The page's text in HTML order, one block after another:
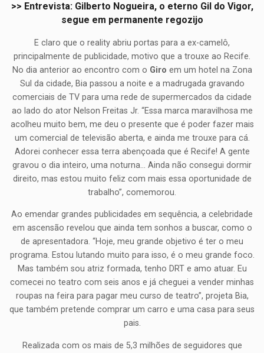
>> Entrevista: Gilberto Nogueira, o eterno Gil do Vigor,
segue em permanente regozijo
E claro que o reality abriu portas para a ex-camelô,
principalmente de publicidade, motivo que a trouxe ao Recife.
No dia anterior ao encontro com o Giro em um hotel na Zona
Sul da cidade, Bia passou a noite e a madrugada gravando
comerciais de TV para uma rede de supermercados da cidade
ao lado do ator Nelson Freitas Jr. “Essa marca maravilhosa me
acolheu muito bem, me deu o presente que é poder fazer mais
um comercial de televisão aberta, e ainda me trouxe para cá.
Adorei conhecer essa terra abençoada que é Recife! A gente
gravou o dia inteiro, uma noturna… Ainda não consegui dormir
direito, mas estou muito feliz com mais essa oportunidade de
trabalho”, comemorou.
Ao emendar grandes publicidades em sequência, a celebridade
em ascensão revelou que ainda tem sonhos a buscar, como o
de apresentadora. “Hoje, meu grande objetivo é ter o meu
programa. Estou lutando muito para isso, é o meu grande foco.
Mas também sou atriz formada, tenho DRT e amo atuar. Eu
comecei no teatro com seis anos e já cheguei a vender minhas
roupas na feira para pagar meu curso de teatro”, projeta Bia,
que também pretende comprar um carro e uma casa para seus
pais.
Realizada com os mais de 5,3 milhões de seguidores que